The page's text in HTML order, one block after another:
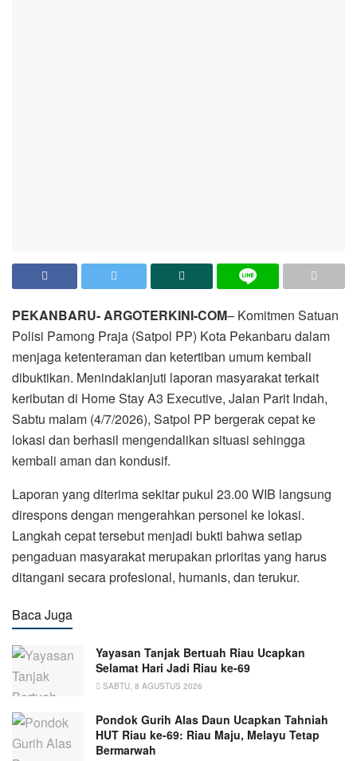
PEKANBARU- ARGOTERKINI-COM– Komitmen Satuan
Polisi Pamong Praja (Satpol PP) Kota Pekanbaru dalam
menjaga ketenteraman dan ketertiban umum kembali
dibuktikan. Menindaklanjuti laporan masyarakat terkait
keributan di Home Stay A3 Executive, Jalan Parit Indah,
Sabtu malam (4/7/2026), Satpol PP bergerak cepat ke
lokasi dan berhasil mengendalikan situasi sehingga
kembali aman dan kondusif.
Laporan yang diterima sekitar pukul 23.00 WIB langsung
direspons dengan mengerahkan personel ke lokasi.
Langkah cepat tersebut menjadi bukti bahwa setiap
pengaduan masyarakat merupakan prioritas yang harus
ditangani secara profesional, humanis, dan terukur.
Baca Juga
Yayasan Tanjak Bertuah Riau Ucapkan
Selamat Hari Jadi Riau ke-69
SABTU, 8 AGUSTUS 2026
Pondok Gurih Alas Daun Ucapkan Tahniah
HUT Riau ke-69: Riau Maju, Melayu Tetap
Bermarwah